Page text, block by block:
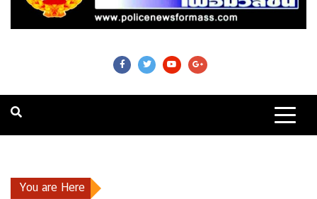
Police News For
Mass
You are Here